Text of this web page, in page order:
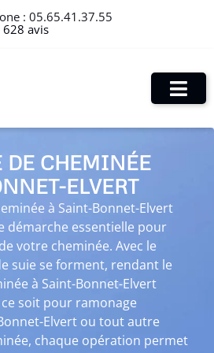
: 05.65.41.37.55
avis
DE CHEMINÉE
ELVERT
à Saint-Bonnet-Elvert
démarche essentielle pour
votre cheminée. Avec le
suie se forment, rendant le
à Saint-Bonnet-Elvert
soit pour ramonage
Elvert ou tout autre
chaque opération permet